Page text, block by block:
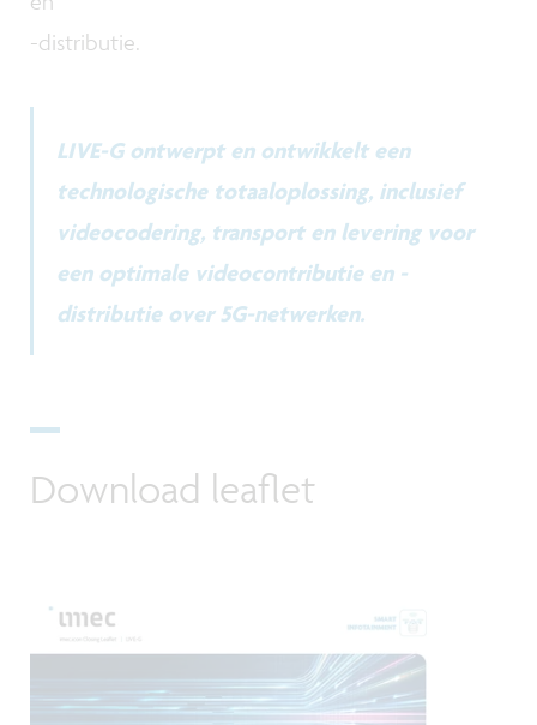
-distributie.
LIVE-G ontwerpt en ontwikkelt een
technologische totaaloplossing, inclusief
videocodering, transport en levering voor
een optimale videocontributie en -
distributie over 5G-netwerken.
Download leaflet